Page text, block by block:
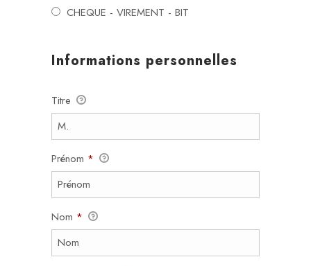
CHEQUE - VIREMENT - BIT
Informations personnelles
Titre
Prénom *
Nom *